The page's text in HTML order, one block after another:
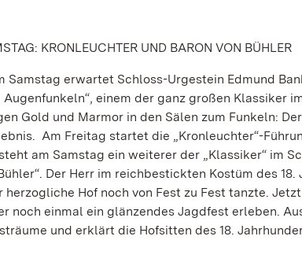
KRONLEUCHTER UND BARON VON BÜHLER
Samstag erwartet Schloss-Urgestein Edmund
einem der ganz großen Klassiker
Gold und Marmor in den Sälen zum Funkeln:
Am Freitag startet die „Kronleuchter“-
am Samstag ein weiterer der „Klassiker“ im
Der Herr im reichbestickten Kostüm des
herzogliche Hof noch von Fest zu Fest tanzte.
noch einmal ein glänzendes Jagdfest erleben.
und erklärt die Hofsitten des 18.